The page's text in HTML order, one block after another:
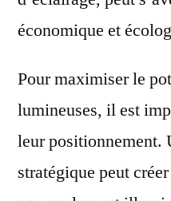
économique et
Pour maximiser le
lumineuses, il est
leur positionnement.
stratégique peut